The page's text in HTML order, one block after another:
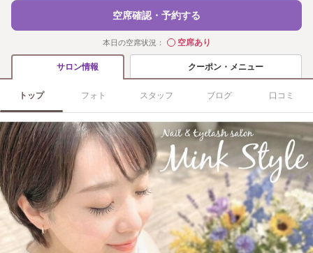
空席確認・予約する
本日の空席状況： ◯空席あり
サロン情報 クーポン・メニュー
トップ フォト スタッフ ブログ 口コミ